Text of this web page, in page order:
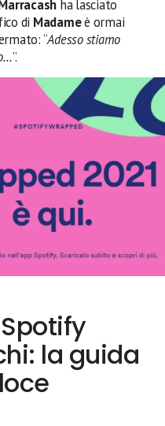
ha lasciato
di Madameè ormai
“Adesso stiamo
”.
la guida